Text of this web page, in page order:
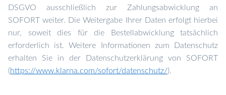
DSGVO ausschließlich zur Zahlungsabwicklung an
SOFORT weiter. Die Weitergabe Ihrer Daten erfolgt hierbei
nur, soweit dies für die Bestellabwicklung tatsächlich
erforderlich ist. Weitere Informationen zum Datenschutz
erhalten Sie in der Datenschutzerklärung von SOFORT
(https://www.klarna.com/sofort/datenschutz/).